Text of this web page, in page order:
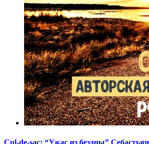
Cul-de-sac: “Ужас из бездны”